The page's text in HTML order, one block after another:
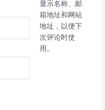
显示名称、邮
箱地址和网站
地址，以便下
次评论时使
用。